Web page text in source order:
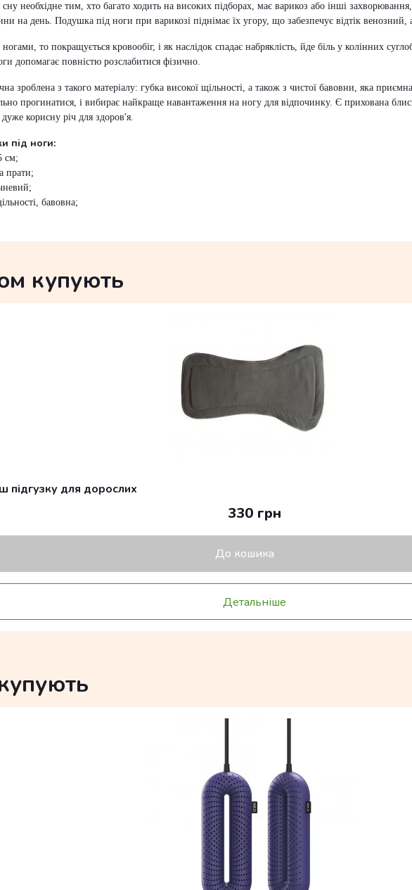
необхідне тим, хто багато ходить на високих підборах, має варикоз або інші
на день. Подушка під ноги при варикозі піднімає їх угору, що забезпечує відтік
то покращується кровообіг, і як наслідок спадає набряклість, йде біль у колінних
допомагає повністю розслабитися фізично.
зроблена з такого матеріалу: губка високої щільності, а також з чистої бавовни, яка
прогинатися, і вибирає найкраще навантаження на ногу для відпочинку. Є прихована
корисну річ для здоров'я.
під ноги:
см;
прати;
бавовна;
купують
підгузку для дорослих
330 грн
До кошика
Детальніше